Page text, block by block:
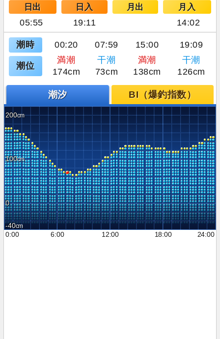
日出 日入 月出 月入
05:55 19:11 14:02
潮時 00:20 07:59 15:00 19:09
潮位
満潮 干潮 満潮
干潮
174cm
73cm 138cm 126cm
潮汐 BI（爆釣指数）
200
100
0
-40
0:00
6:00 12:00 18:00 24:00